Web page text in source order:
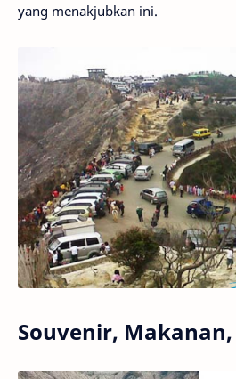
yang menakjubkan ini.
Souvenir,